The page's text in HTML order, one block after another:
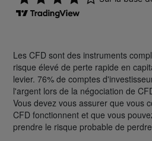
Les CFD sont des instruments
risque élevé de perte rapide en
levier. 76% de comptes
l'argent lors de la négociation de
Vous devez vous assurer que vous
CFD fonctionnent et que vous
prendre le risque probable de